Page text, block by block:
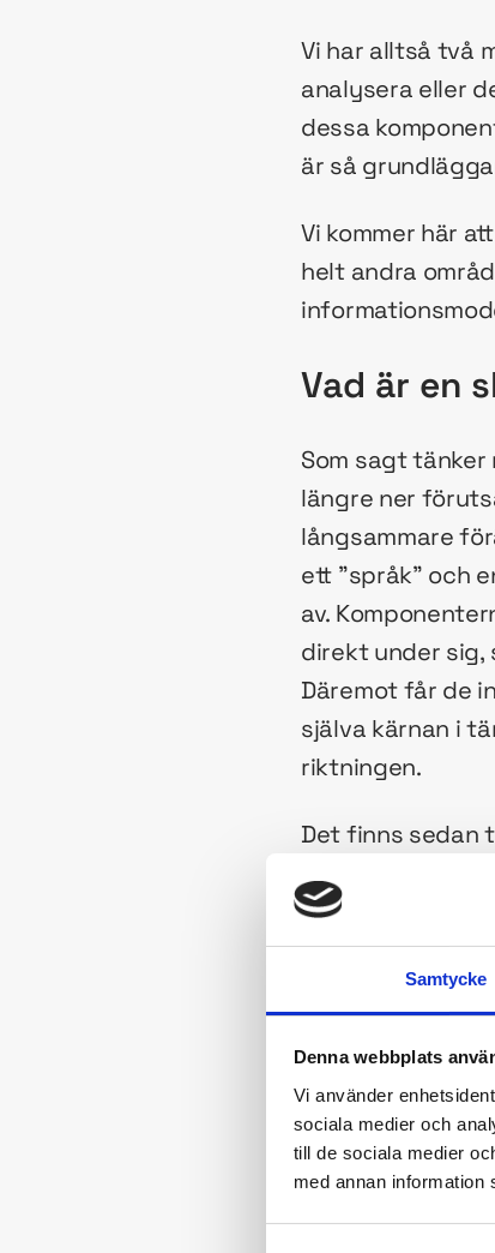
Samtycke
Denna webbplats
Vi använder
sociala medier och
till de sociala medier
med annan information
Vi har alltså två
analysera eller
dessa
är så
Vi kommer här
helt andra
Vad är en
Som sagt
längre ner
långsammare
ett ”språk” och
av.
direkt under sig,
Däremot får de
själva kärnan i
riktningen.
Det finns sedan
egna skiktet),
skikt längre ner
Skiktning på
överallt där
av ett
sett, ger jag här
Exempel 1